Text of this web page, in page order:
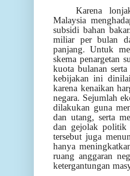
Karena
Malaysia
subsidi bahan
miliar per bulan
panjang. Untuk
skema penargetan
kuota bulanan
kebijakan ini dinilai
karena kenaikan
negara. Sejumlah
dilakukan guna
dan utang, serta
dan gejolak politik
tersebut juga
hanya
ruang anggaran
ketergantungan